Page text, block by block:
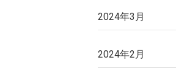
2024年3月
2024年2月